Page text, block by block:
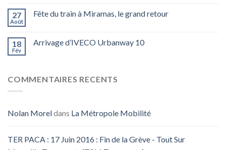
27
Août
Fête du train à Miramas, le grand retour
18
Fév
Arrivage d’IVECO Urbanway 10
COMMENTAIRES RECENTS
Nolan Moreldans La Métropole Mobilité
TER PACA : 17 Juin 2016 : Fin de la Grève - Tout Sur